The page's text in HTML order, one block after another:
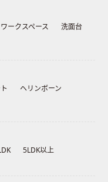
ワークスペース
洗面台
ヘリンボーン
5LDK以上